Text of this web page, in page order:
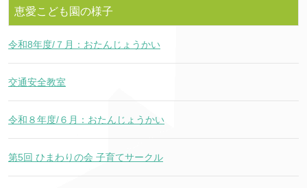
恵愛こども園の様子
令和8年度/７月：おたんじょうかい
交通安全教室
令和８年度/６月：おたんじょうかい
第5回 ひまわりの会 子育てサークル